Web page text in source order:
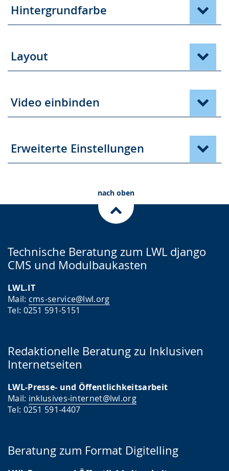
Hintergrundfarbe
Layout
Video einbinden
Erweiterte Einstellungen
nach oben
Technische Beratung zum LWL django
CMS und Modulbaukasten
LWL.IT
Mail: cms-service@lwl.org
Tel: 0251 591-5151
Redaktionelle Beratung zu Inklusiven
Internetseiten
LWL-Presse- und Öffentlichkeitsarbeit
Mail: inklusives-internet@lwl.org
Tel: 0251 591-4407
Beratung zum Format Digitelling